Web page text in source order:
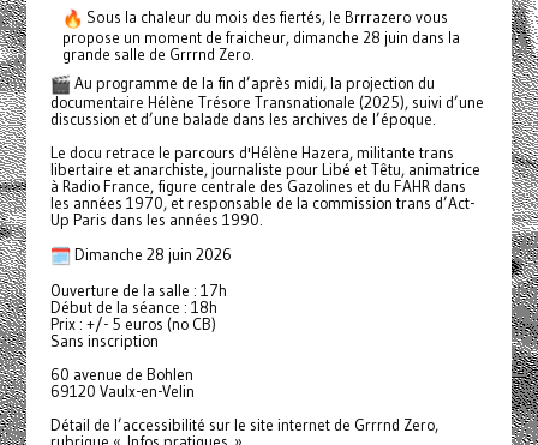
Sous la chaleur du mois des fiertés, le Brrrazero vous
propose un moment de fraicheur, dimanche 28 juin dans la
grande salle de Grrrnd Zero.
Au programme de la fin d’après midi, la projection du
documentaire Hélène Trésore Transnationale (2025), suivi d’une
discussion et d’une balade dans les archives de l’époque.
Le docu retrace le parcours d'Hélène Hazera, militante trans
libertaire et anarchiste, journaliste pour Libé et Têtu, animatrice
à Radio France, figure centrale des Gazolines et du FAHR dans
les années 1970, et responsable de la commission trans d’Act-
Up Paris dans les années 1990.
Dimanche 28 juin 2026
Ouverture de la salle : 17h
Début de la séance : 18h
Prix : +/- 5 euros (no CB)
Sans inscription
60 avenue de Bohlen
69120 Vaulx-en-Velin
Détail de l’accessibilité sur le site internet de Grrrnd Zero,